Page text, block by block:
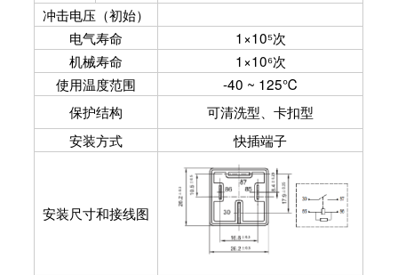
冲击电压（初始）
电气寿命
1×10⁵次
机械寿命
1×10⁶次
使用温度范围
-40 ~ 125℃
保护结构
可清洗型、卡扣型
安装方式
快插端子
安装尺寸和接线图